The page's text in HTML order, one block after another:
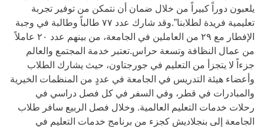
يلعبون دوراً كبيراً من خلال ضمان أن نتمكن من توفير تجربة
تعليمية فريدة لطلابنا”.وقد شارك عدد ٧٧ طالباً وطالبة في وجبة
الإفطار مع ٢٩ من العاملين في الجامعة، من بينهم عدد ٢٠ عاملاً
من عمال النظافة وتسعة حراس.تعتبر خدمة المجتمع والعالم
جزءاً لا يتجزأ من التعليم في جورجتاون، حيث يشارك الطلاب
وأعضاء هيئة التدريس في الجامعة في عددٍ من المنظمات الخيرية
والمبادرات في قطر، وفي السفر في كل فصل دراسي في
رحلات خدمات التعليم العالمية. وخلال فصل الربيع سافر طلاب
الجامعة إلى بنجلاديش كجزء من برنامج خدمات التعليم في